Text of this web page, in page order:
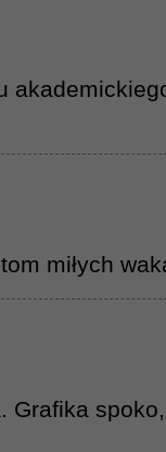
miłych
Grafika